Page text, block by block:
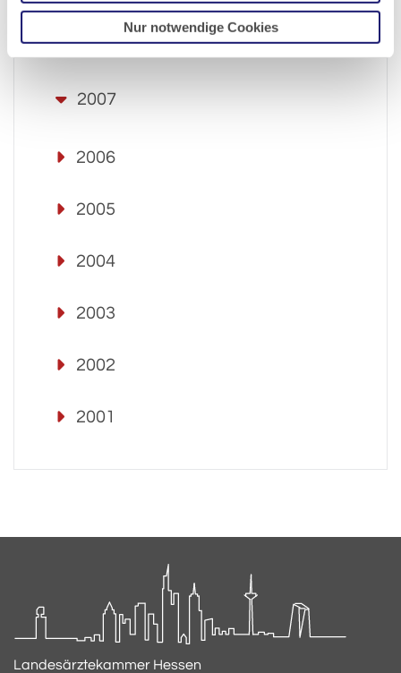
Nur notwendige Cookies
2008
2007
2006
2005
2004
2003
2002
2001
Landesärztekammer Hessen